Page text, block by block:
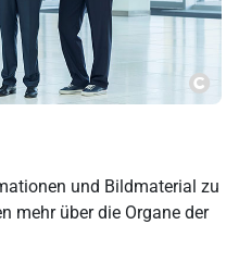
und Bildmaterial zu
mehr über die Organe der